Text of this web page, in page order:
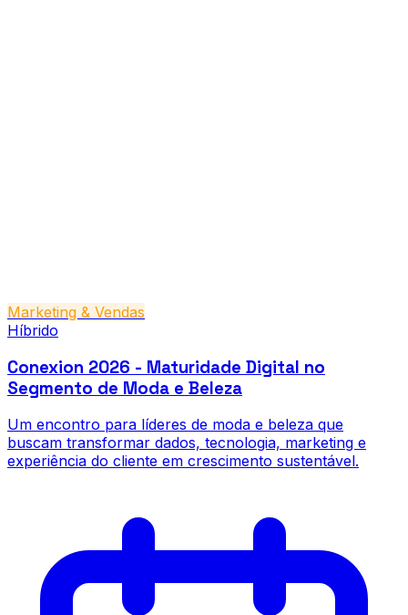
Marketing & Vendas
Híbrido
Conexion 2026 - Maturidade Digital no
Segmento de Moda e Beleza
Um encontro para líderes de moda e beleza que
buscam transformar dados, tecnologia, marketing e
experiência do cliente em crescimento sustentável.